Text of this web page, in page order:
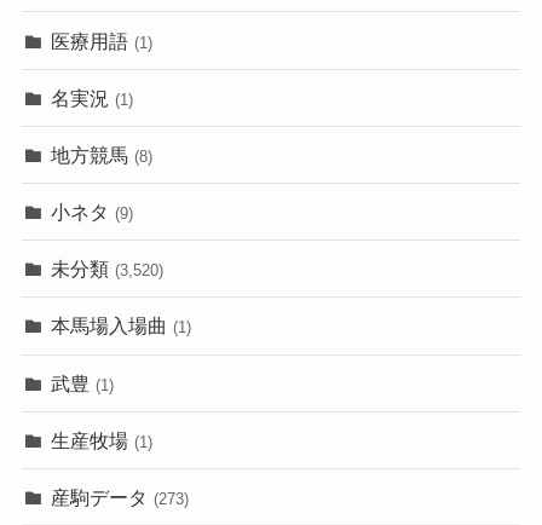
医療用語 (1)
名実況 (1)
地方競馬 (8)
小ネタ (9)
未分類 (3,520)
本馬場入場曲 (1)
武豊 (1)
生産牧場 (1)
産駒データ (273)